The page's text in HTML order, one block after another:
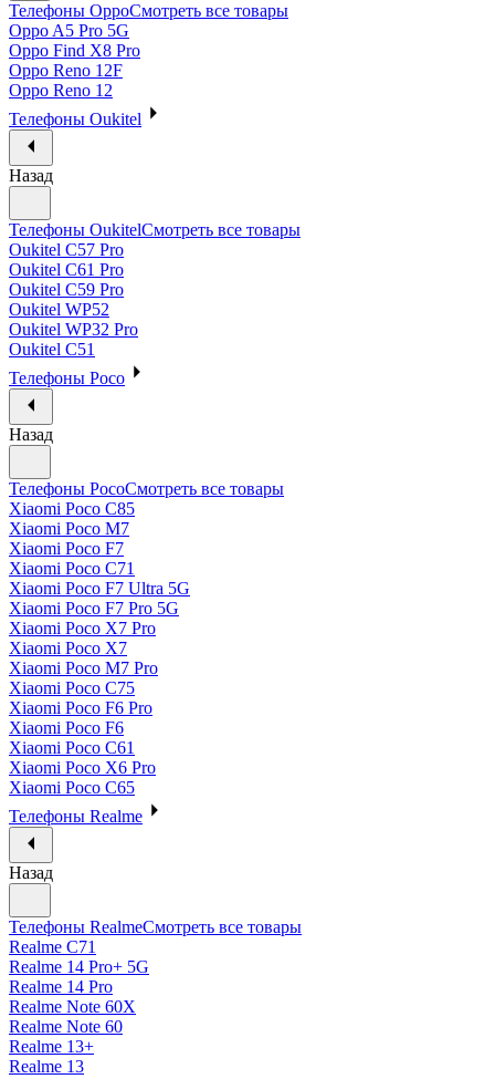
Телефоны OppoСмотреть все товары
Oppo A5 Pro 5G
Oppo Find X8 Pro
Oppo Reno 12F
Oppo Reno 12
Телефоны Oukitel
Назад
Телефоны OukitelСмотреть все товары
Oukitel C57 Pro
Oukitel C61 Pro
Oukitel C59 Pro
Oukitel WP52
Oukitel WP32 Pro
Oukitel C51
Телефоны Poco
Назад
Телефоны PocoСмотреть все товары
Xiaomi Poco C85
Xiaomi Poco M7
Xiaomi Poco F7
Xiaomi Poco C71
Xiaomi Poco F7 Ultra 5G
Xiaomi Poco F7 Pro 5G
Xiaomi Poco X7 Pro
Xiaomi Poco X7
Xiaomi Poco M7 Pro
Xiaomi Poco C75
Xiaomi Poco F6 Pro
Xiaomi Poco F6
Xiaomi Poco C61
Xiaomi Poco X6 Pro
Xiaomi Poco C65
Телефоны Realme
Назад
Телефоны RealmeСмотреть все товары
Realme C71
Realme 14 Pro+ 5G
Realme 14 Pro
Realme Note 60X
Realme Note 60
Realme 13+
Realme 13